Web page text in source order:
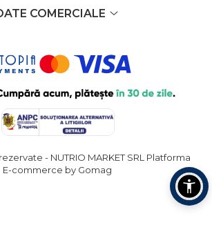
COMERCIALE
- NUTRIO MARKET SRL Platforma
E-commerce by Gomag